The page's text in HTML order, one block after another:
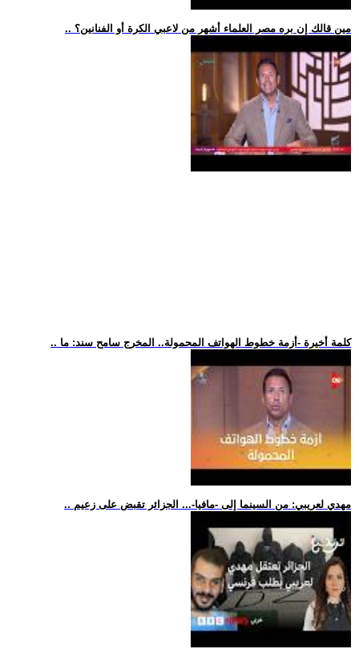
.. مين قالك إن بره مصر العلماء أشهر من لاعبي الكرة أو الفنانين؟
.. كلمة أخيرة -أزمة خطوط الهواتف المحمولة.. المخرج سامح سند: ما
.. مهدي لعريبي: من السينما إلى -مافيا-... الجزائر تقبض على زعيم